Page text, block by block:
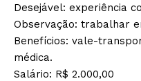
Desejável: experiência
Observação: trabalhar
Benefícios: vale-
médica.
Salário: R$ 2.000,00